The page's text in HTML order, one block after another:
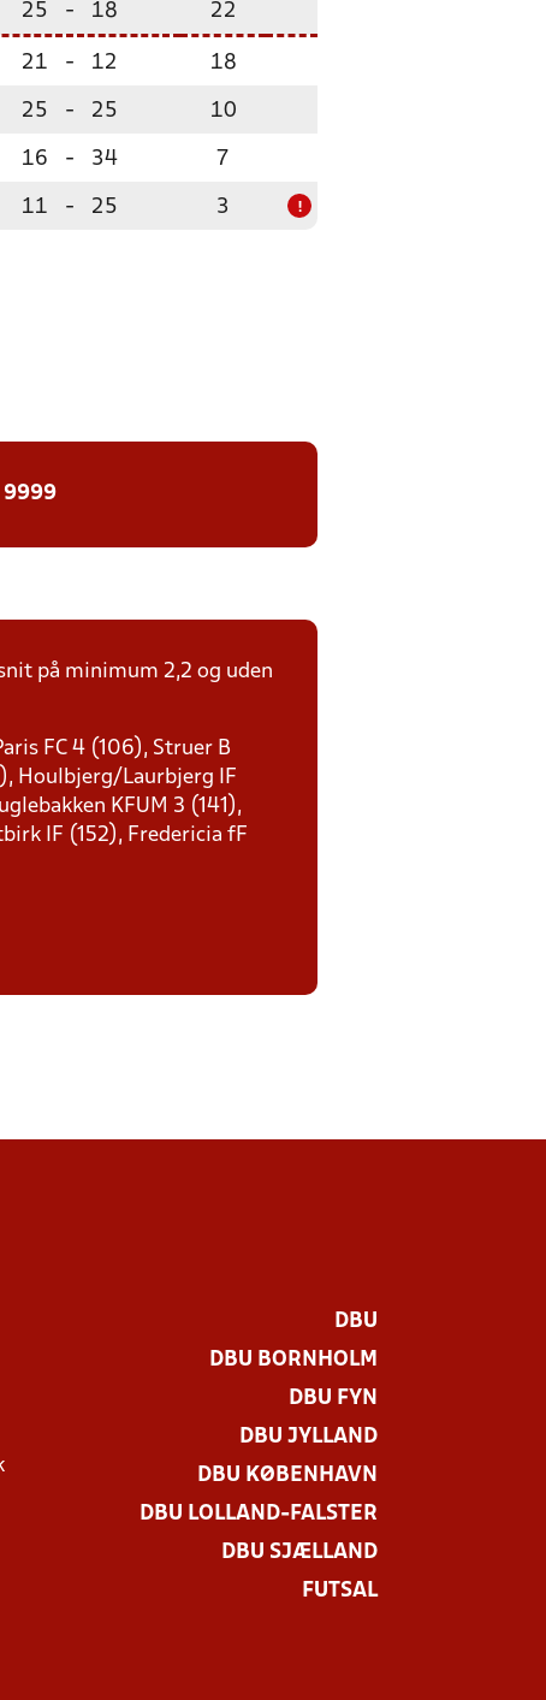
25 - 18 22
21 - 12 18
25 - 25 10
16 - 34 7
11 - 25 3 !
9999
på minimum 2,2 og uden
FC 4 (106), Struer B
Houlbjerg/Laurbjerg IF
KFUM 3 (141),
IF (152), Fredericia fF
DBU
DBU BORNHOLM
DBU FYN
DBU JYLLAND
DBU KØBENHAVN
DBU LOLLAND-FALSTER
DBU SJÆLLAND
FUTSAL